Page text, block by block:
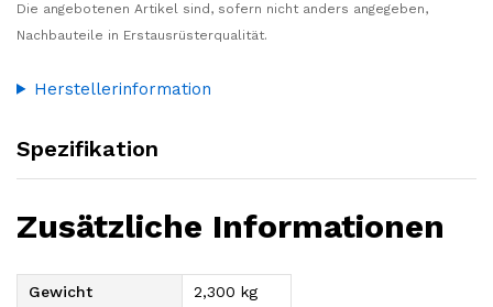
Die angebotenen Artikel sind, sofern nicht anders angegeben,
Nachbauteile in Erstausrüsterqualität.
Herstellerinformation
Spezifikation
Zusätzliche Informationen
Gewicht 2,300 kg